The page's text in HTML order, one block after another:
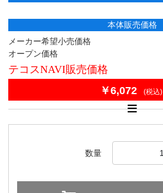
本体販売価格
メーカー希望小売価格
オープン価格
テコスNAVI販売価格
￥6,072
(税込)
数量